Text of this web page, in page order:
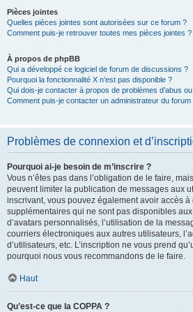
Pièces jointes
Quelles pièces jointes sont autorisées sur ce forum ?
Comment puis-je retrouver toutes mes pièces jointes ?
À propos de phpBB
Qui a développé ce logiciel de forum de discussions ?
Pourquoi la fonctionnalité X n’est pas disponible ?
Qui dois-je contacter à propos de problèmes d’abus
Comment puis-je contacter un administrateur du forum
Problèmes de connexion et
Pourquoi ai-je besoin de m’inscrire ?
Vous n’êtes pas dans l’obligation de le faire,
peuvent limiter la publication de messages aux
inscrivant, vous pouvez également avoir accès
supplémentaires qui ne sont pas disponibles
d’avatars personnalisés, l’utilisation de la
courriers électroniques aux autres utilisateurs,
d’utilisateurs, etc. L’inscription ne vous prend
pourquoi nous vous recommandons de le faire.
Haut
Qu’est-ce que la COPPA ?